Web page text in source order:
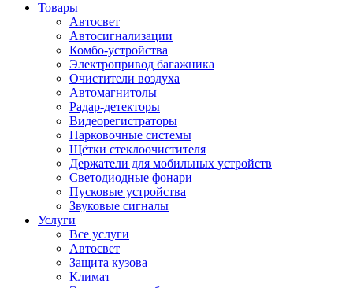
Товары
Автосвет
Автосигнализации
Комбо-устройства
Электропривод багажника
Очистители воздуха
Автомагнитолы
Радар-детекторы
Видеорегистраторы
Парковочные системы
Щётки стеклоочистителя
Держатели для мобильных устройств
Светодиодные фонари
Пусковые устройства
Звуковые сигналы
Услуги
Все услуги
Автосвет
Защита кузова
Климат